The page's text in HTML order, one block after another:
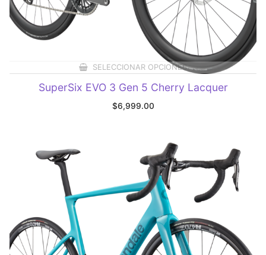
SELECCIONAR OPCIONES
SuperSix EVO 3 Gen 5 Cherry Lacquer
$6,999.00